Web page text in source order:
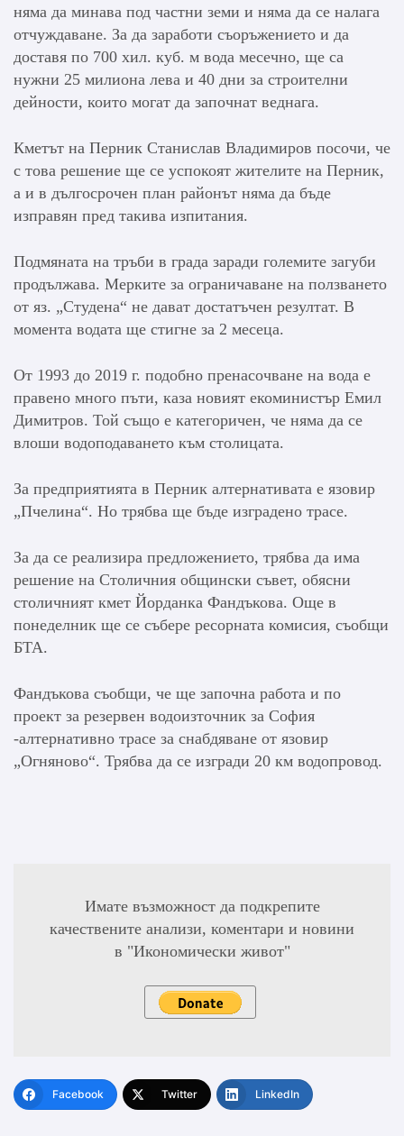
няма да минава под частни земи и няма да се налага
отчуждаване. За да заработи съоръжението и да
доставя по 700 хил. куб. м вода месечно, ще са
нужни 25 милиона лева и 40 дни за строителни
дейности, които могат да започнат веднага.
Кметът на Перник Станислав Владимиров посочи, че
с това решение ще се успокоят жителите на Перник,
а и в дългосрочен план районът няма да бъде
изправян пред такива изпитания.
Подмяната на тръби в града заради големите загуби
продължава. Мерките за ограничаване на ползването
от яз. „Студена“ не дават достатъчен резултат. В
момента водата ще стигне за 2 месеца.
От 1993 до 2019 г. подобно пренасочване на вода е
правено много пъти, каза новият екоминистър Емил
Димитров. Той също е категоричен, че няма да се
влоши водоподаването към столицата.
За предприятията в Перник алтернативата е язовир
„Пчелина“. Но трябва ще бъде изградено трасе.
За да се реализира предложението, трябва да има
решение на Столичния общински съвет, обясни
столичният кмет Йорданка Фандъкова. Още в
понеделник ще се събере ресорната комисия, съобщи
БТА.
Фандъкова съобщи, че ще започна работа и по
проект за резервен водоизточник за София
-алтернативно трасе за снабдяване от язовир
„Огняново“. Трябва да се изгради 20 км водопровод.
Имате възможност да подкрепите
качествените анализи, коментари и новини
в "Икономически живот"
Facebook Twitter LinkedIn